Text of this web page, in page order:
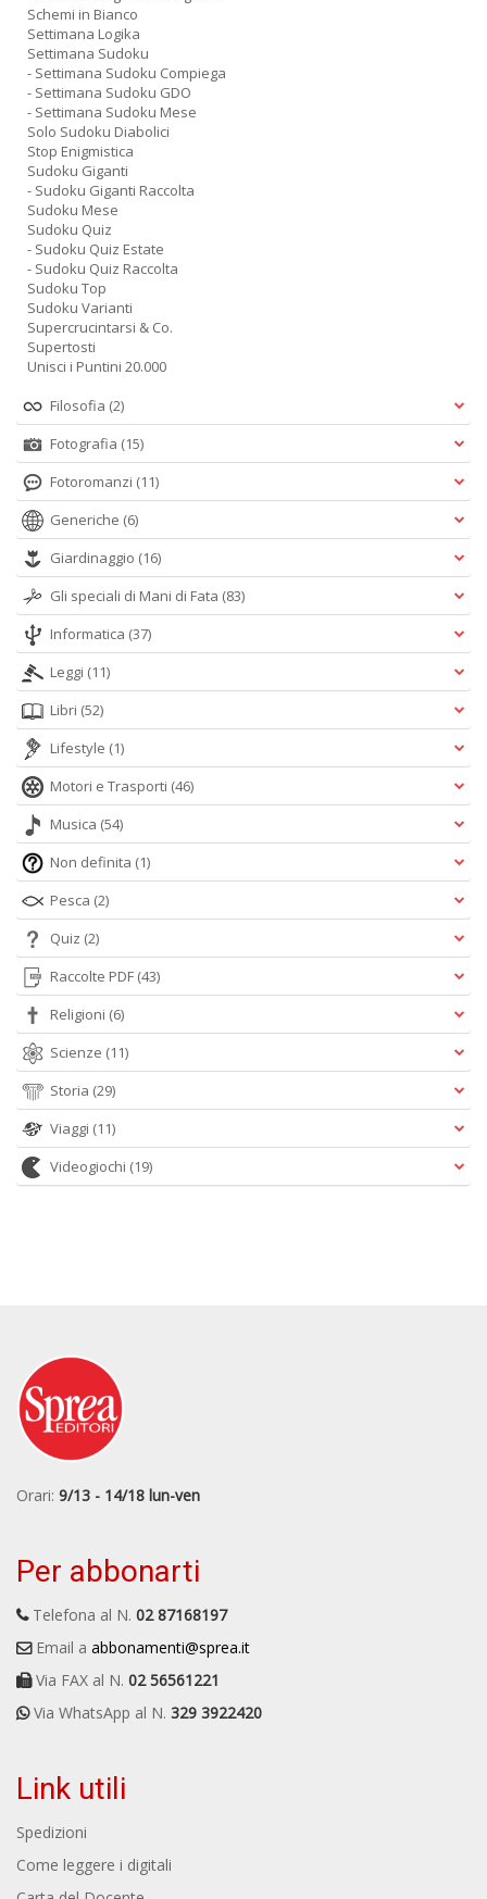
Schemi in Bianco
Settimana Logika
Settimana Sudoku
- Settimana Sudoku Compiega
- Settimana Sudoku GDO
- Settimana Sudoku Mese
Solo Sudoku Diabolici
Stop Enigmistica
Sudoku Giganti
- Sudoku Giganti Raccolta
Sudoku Mese
Sudoku Quiz
- Sudoku Quiz Estate
- Sudoku Quiz Raccolta
Sudoku Top
Sudoku Varianti
Supercrucintarsi & Co.
Supertosti
Unisci i Puntini 20.000
Filosofia (2)
Fotografia (15)
Fotoromanzi (11)
Generiche (6)
Giardinaggio (16)
Gli speciali di Mani di Fata (83)
Informatica (37)
Leggi (11)
Libri (52)
Lifestyle (1)
Motori e Trasporti (46)
Musica (54)
Non definita (1)
Pesca (2)
Quiz (2)
Raccolte PDF (43)
Religioni (6)
Scienze (11)
Storia (29)
Viaggi (11)
Videogiochi (19)
Orari: 9/13 - 14/18 lun-ven
Per abbonarti
Telefona al N. 02 87168197
Email a abbonamenti@sprea.it
Via FAX al N. 02 56561221
Via WhatsApp al N. 329 3922420
Link utili
Spedizioni
Come leggere i digitali